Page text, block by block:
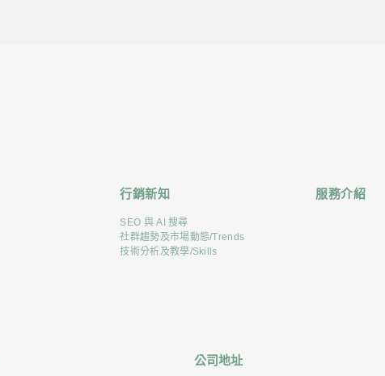
行銷新知
SEO 與 AI 搜尋
社群趨勢及市場動態/Trends
技術分析及教學/Skills
服務介紹
公司地址